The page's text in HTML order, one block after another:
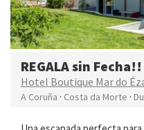
REGALA sin Fecha!!
Hotel Boutique Mar do
A Coruña · Costa da Morte ·